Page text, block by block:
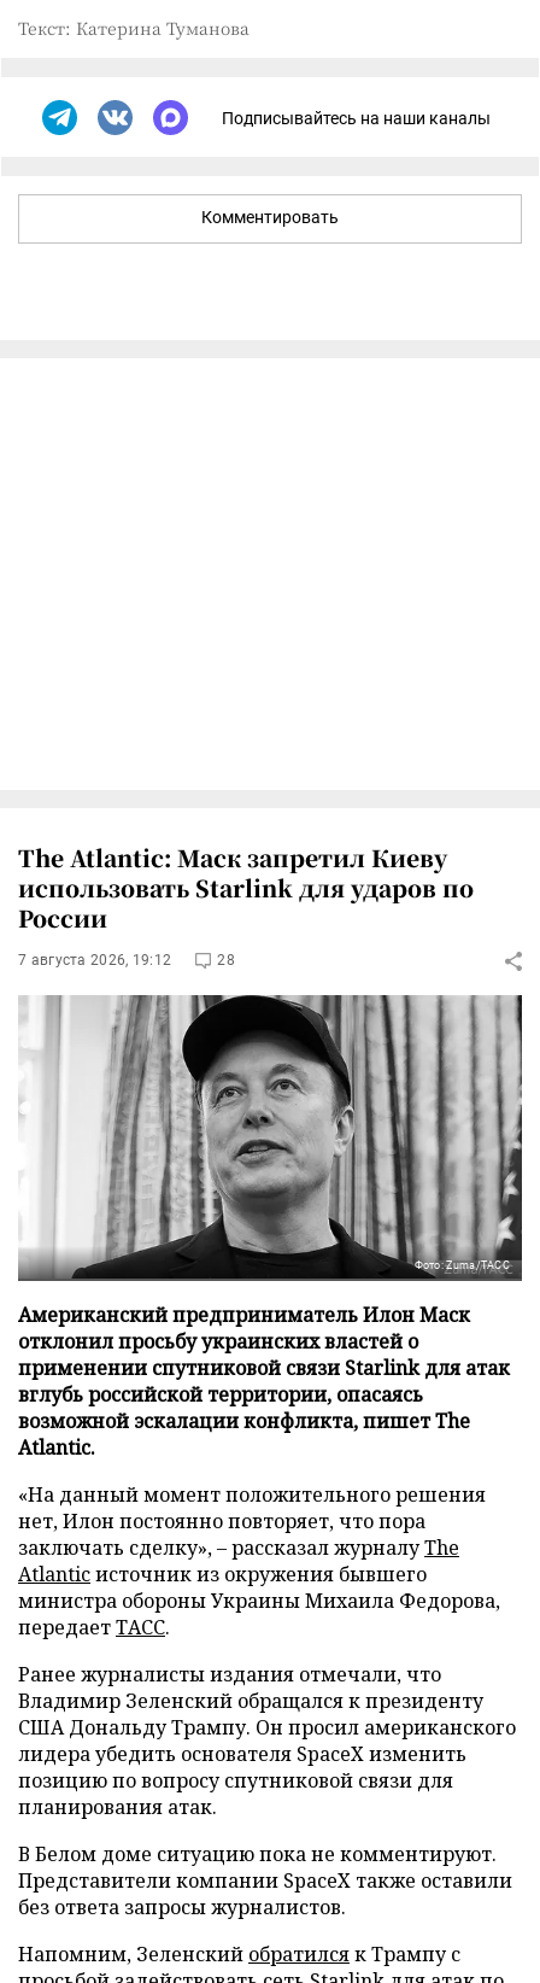
Текст: Катерина Туманова
Подписывайтесь на наши каналы
Комментировать
The Atlantic: Маск запретил Киеву
использовать Starlink для ударов по
России
7 августа 2026, 19:12 28
Фото: Zuma/ТАСС
Американский предприниматель Илон Маск
отклонил просьбу украинских властей о
применении спутниковой связи Starlink для атак
вглубь российской территории, опасаясь
возможной эскалации конфликта, пишет The
Atlantic.
«На данный момент положительного решения
нет, Илон постоянно повторяет, что пора
заключать сделку», – рассказал журналуThe
Atlanticисточник из окружения бывшего
министра обороны Украины Михаила Федорова,
передаетТАСС.
Ранее журналисты издания отмечали, что
Владимир Зеленский обращался к президенту
США Дональду Трампу. Он просил американского
лидера убедить основателя SpaceX изменить
позицию по вопросу спутниковой связи для
планирования атак.
В Белом доме ситуацию пока не комментируют.
Представители компании SpaceX также оставили
без ответа запросы журналистов.
Напомним, Зеленский обратилсяк Трампу с